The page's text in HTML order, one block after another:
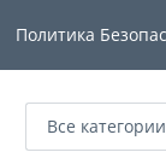
Политика
Все категории